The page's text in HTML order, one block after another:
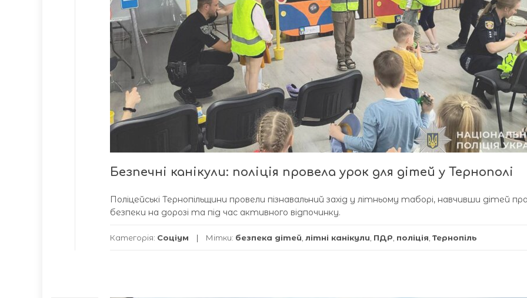
Безпечні канікули: поліція провела урок для дітей у Тернополі
Поліцейські Тернопільщини провели пізнавальний захід у літньому таборі, навчивши дітей
безпеки на дорозі та під час активного відпочинку.
Категорія: Соціум Мітки: безпека дітей літні канікули ПДР поліція Тернопіль